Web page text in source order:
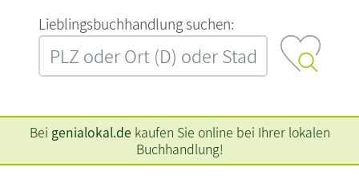
L‍i‍e‍b‍l‍i‍n‍g‍s‍b‍u‍c‍h‍h‍a‍n‍d‍l‍u‍n‍g‍ ‍s‍u‍c‍h‍e‍n‍:‍
Bei genialokal.de kaufen Sie online bei Ihrer lokalen
Buchhandlung!